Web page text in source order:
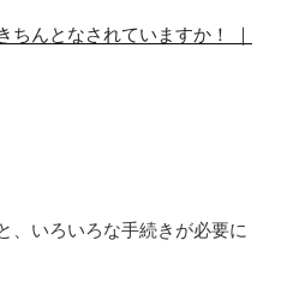
ちんとなされていますか！ ｜
、いろいろな手続きが必要に